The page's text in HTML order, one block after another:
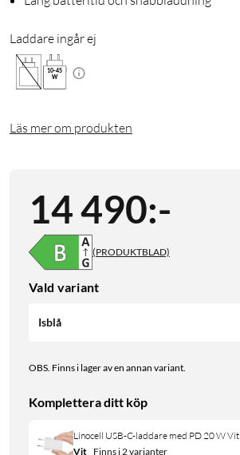
Laddare ingår ej
10-45
W
Läs mer om produkten
14 490:-
(PRODUKTBLAD)
Vald variant
Isblå
OBS. Finns i lager av en annan variant.
Komplettera ditt köp
Linocell USB-C-laddare med PD 20 W Vit
Vit Finns i 2 varianter